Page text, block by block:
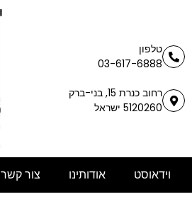
טלפון
03-617-6888
רחוב כנרת 15, בני-ברק
5120260 ישראל
וידאוסט אודותינו צור קשר